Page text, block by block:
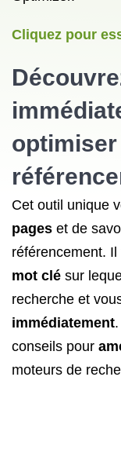
Cliquez pour
Cet outil unique
pages et de
référencement.
mot clé sur
recherche et
immédiatement
conseils pour
moteurs de